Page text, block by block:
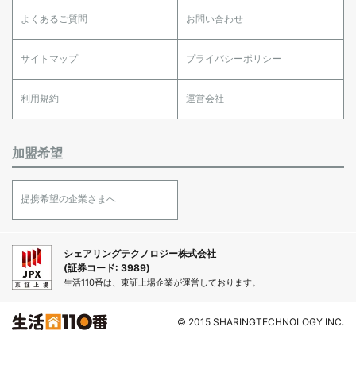
よくあるご質問 お問い合わせ
サイトマップ プライバシーポリシー
利用規約 運営会社
加盟希望
提携希望の企業さまへ
シェアリングテクノロジー株式会社
(証券コード: 3989)
生活110番は、東証上場企業が運営しております。
© 2015 SHARINGTECHNOLOGY INC.